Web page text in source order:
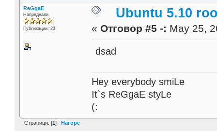
ReGgaE
Напреднали
Публикации: 23
Ubuntu 5.10
« Отговор #5 -: May 25,
dsad
Hey everybody smiLe
It`s ReGgaE styLe
(:
Страници: [1] Нагоре